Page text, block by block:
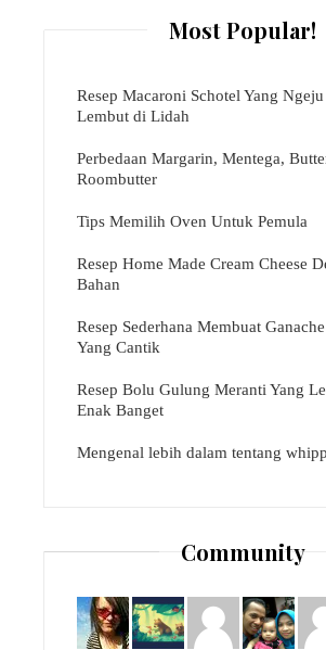
Most Popular!
Resep Macaroni Schotel Yang
Lembut di Lidah
Perbedaan Margarin, Mentega,
Roombutter
Tips Memilih Oven Untuk Pemula
Resep Home Made Cream Cheese
Bahan
Resep Sederhana Membuat
Yang Cantik
Resep Bolu Gulung Meranti Yang
Enak Banget
Mengenal lebih dalam tentang
Community